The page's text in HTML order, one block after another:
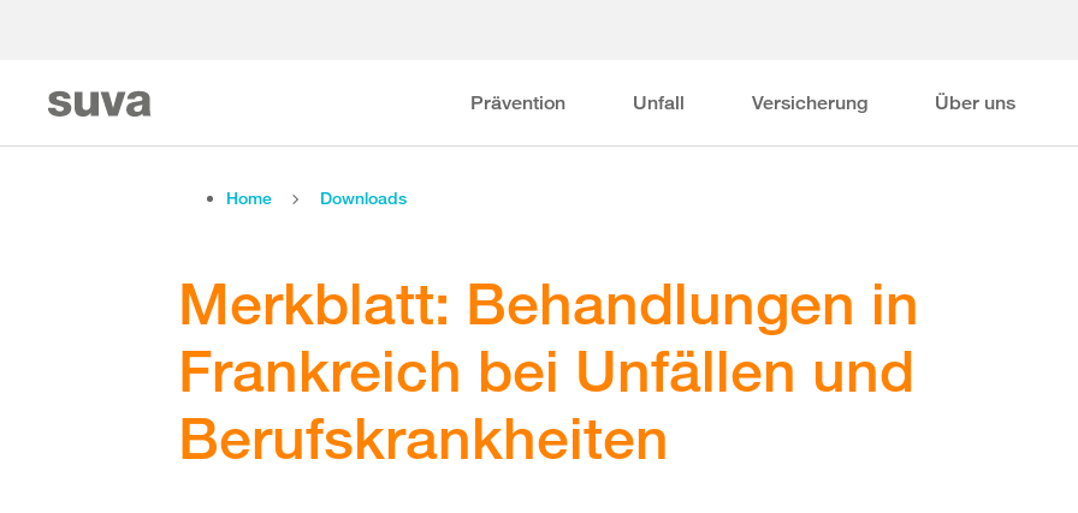
Prävention Unfall Versicherung Über uns
Home Downloads
Merkblatt: Behandlungen in
Frankreich bei Unfällen und
Berufskrankheiten